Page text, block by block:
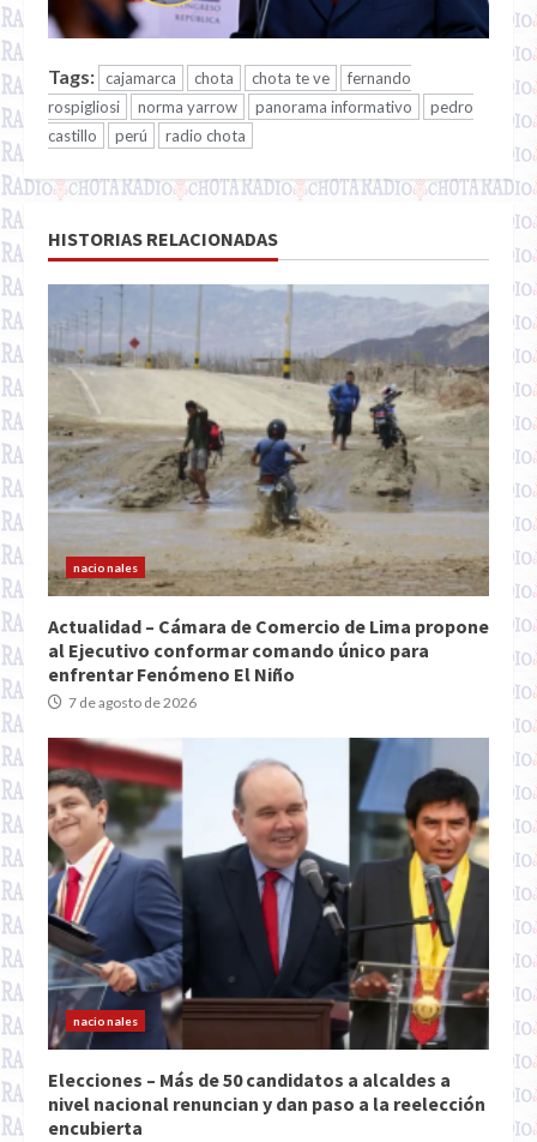
Tags: cajamarca chota chota te ve
fernando
rospigliosi
norma yarrow panorama informativo
pedro
castillo
perú radio chota
HISTORIAS RELACIONADAS
nacionales
Actualidad – Cámara de Comercio de Lima propone
al Ejecutivo conformar comando único para
enfrentar Fenómeno El Niño
7 de agosto de 2026
nacionales
Elecciones – Más de 50 candidatos a alcaldes a
nivel nacional renuncian y dan paso a la reelección
encubierta